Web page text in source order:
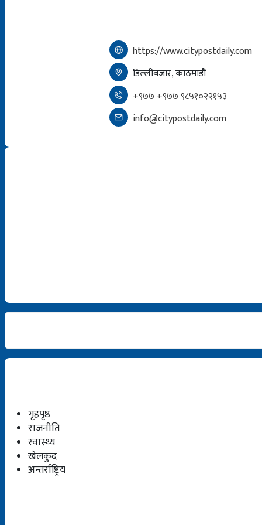
https://www.citypostdaily.com
डिल्लीबजार, काठमाडौं
+९७७ +९७७ ९८५१०२२१५३
info@citypostdaily.com
गृहपृष्ठ
राजनीति
स्वास्थ्य
खेलकुद
अन्तर्राष्ट्रिय